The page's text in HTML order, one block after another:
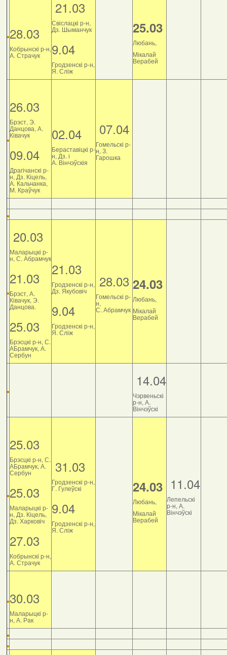
28.03
Кобрынскі р-н,
А. Страчук
21.03
Свіслацкі р-н,
Дз. Шыманчук
9.04
Гродзенскі р-н,
Я. Сліж
25.03
Любань,
Мікалай
Верабей
26.03
Брэст, Э.
Данцова, А.
Ківачук
09.04
Драгічанскі р-
н, Дз. Кіцель,
А. Кальчанка,
М. Краўчук
02.04
Бераставіцкі р-
н, Дз. і
А. Вінчэўскія
07.04
Гомельскі р-
н, З.
Гарошка
20.03
Маларыцкі р-
н, С. Абрамчук
21.03
Брэст, А.
Ківачук, Э.
Данцова.
25.03
Брэсцкі р-н, С.
АБрамчук, А.
Сербун
21.03
Гродзенскі р-н,
Дз. Якубовіч
9.04
Гродзенскі р-н,
Я. Сліж
28.03
Гомельскі р-
н,
С. Абрамчук
24.03
Любань,
Мікалай
Верабей
14.04
Чэрвеньскі
р-н, А.
Вінчэўскі
25.03
Брэсцкі р-н, С.
АБрамчук, А.
Сербун
25.03
Маларыцкі р-
н, Дз. Кіцель,
Дз. Харковіч
27.03
Кобрынскі р-н,
А. Страчук
31.03
Гродзенскі р-н,
Г. Гулеўскі
9.04
Гродзенскі р-н,
Я. Сліж
24.03
Любань,
Мікалай
Верабей
11.04
Лепельскі
р-н, А.
Вінчэўскі
30.03
Маларыцкі р-
н, А. Рак